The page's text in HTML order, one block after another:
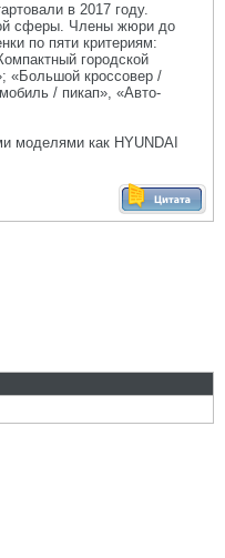
в 2017 году.
сферы. Члены жюри до
по пяти критериям:
городской
«Большой кроссовер /
/ пикап», «Авто-
моделями как HYUNDAI